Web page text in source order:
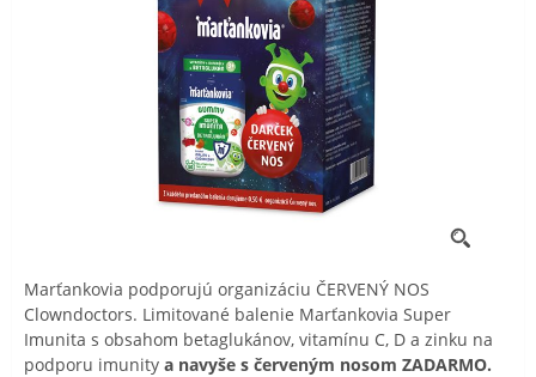
Marťankovia podporujú organizáciu ČERVENÝ NOS
Clowndoctors. Limitované balenie Marťankovia Super
Imunita s obsahom betaglukánov, vitamínu C, D a zinku na
podporu imunity a navyše s červeným nosom ZADARMO.